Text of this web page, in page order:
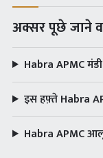
अक्सर पूछे जाने
Habra APMC
इस हफ़्ते Habra
Habra APMC